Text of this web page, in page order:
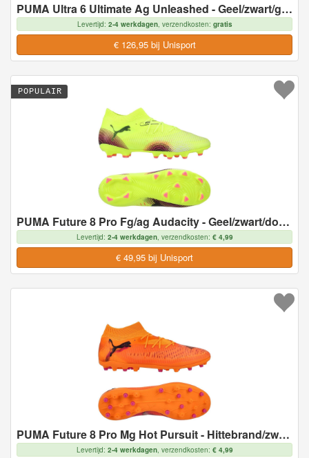
PUMA Ultra 6 Ultimate Ag Unleashed - Geel/zwart/gloeiend Rood/neon - Kunstgras (Ag), maat 47
Levertijd: 2-4 werkdagen, verzendkosten: gratis
€ 126,95 bij Unisport
PUMA Future 8 Pro Fg/ag Audacity - Geel/zwart/door De Zon Getroffen Kids, maat 38½
Levertijd: 2-4 werkdagen, verzendkosten: € 4,99
€ 49,95 bij Unisport
POPULAIR
PUMA Future 8 Pro Mg Hot Pursuit - Hittebrand/zwart/roze - Multi Ground (Mg), maat 40½
Levertijd: 2-4 werkdagen, verzendkosten: € 4,99